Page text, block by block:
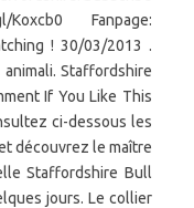
Fanpage:
! 30/03/2013 .
Staffordshire
If You Like This
ci-dessous les
découvrez le maître
Staffordshire Bull
jours. Le collier